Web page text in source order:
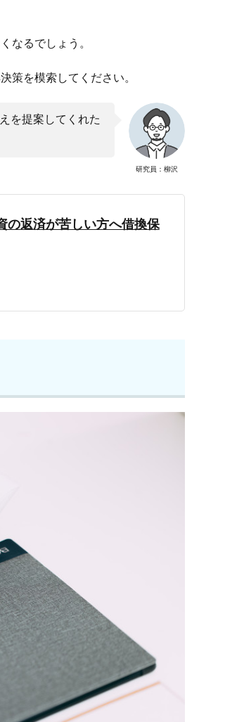
なるでしょう。
策を模索してください。
研究員：柳沢
を提案してくれた
の返済が苦しい方へ借換保